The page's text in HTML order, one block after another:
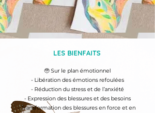
LES BIENFAITS
🥹 Sur le plan émotionnel
- Libération des émotions refoulées
- Réduction du stress et de l’anxiété
- Expression des blessures et des besoins
- Transformation des blessures en force et en